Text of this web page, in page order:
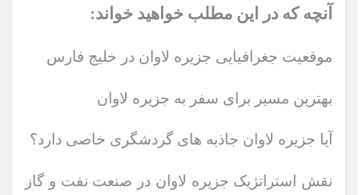
آنچه که در این مطلب خواهید خواند:
موقعیت جغرافیایی جزیره لاوان در خلیج فارس
بهترین مسیر برای سفر به جزیره لاوان
آیا جزیره لاوان جاذبه های گردشگری خاصی دارد؟
نقش استراتژیک جزیره لاوان در صنعت نفت و گاز